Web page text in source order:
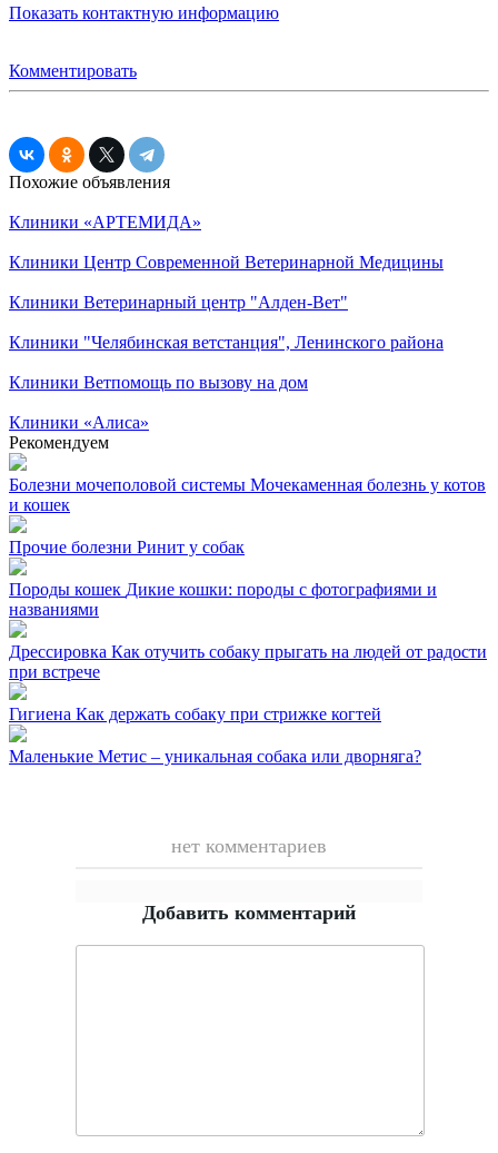
Показать контактную информацию
Комментировать
Похожие объявления
Клиники «АРТЕМИДА»
Клиники Центр Современной Ветеринарной Медицины
Клиники Ветеринарный центр "Алден-Вет"
Клиники "Челябинская ветстанция", Ленинского района
Клиники Ветпомощь по вызову на дом
Клиники «Алиса»
Рекомендуем
Болезни мочеполовой системы Мочекаменная болезнь у котов
и кошек
Прочие болезни Ринит у собак
Породы кошек Дикие кошки: породы с фотографиями и
названиями
Дрессировка Как отучить собаку прыгать на людей от радости
при встрече
Гигиена Как держать собаку при стрижке когтей
Маленькие Метис – уникальная собака или дворняга?
нет комментариев
Добавить комментарий